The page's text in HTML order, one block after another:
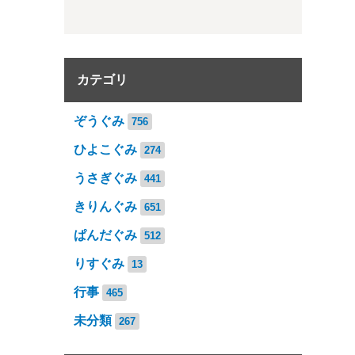
カテゴリ
ぞうぐみ 756
ひよこぐみ 274
うさぎぐみ 441
きりんぐみ 651
ぱんだぐみ 512
りすぐみ 13
行事 465
未分類 267